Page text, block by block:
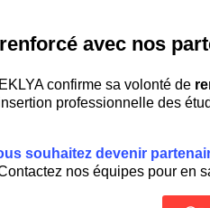
avec nos
confirme sa volonté de
professionnelle des
souhaitez devenir
nos équipes pour en